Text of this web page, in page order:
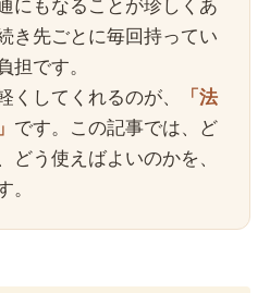
にもなることが珍しくあ
き先ごとに毎回持ってい
担です。
くしてくれるのが、
「法
です。この記事では、ど
どう使えばよいのかを、
。